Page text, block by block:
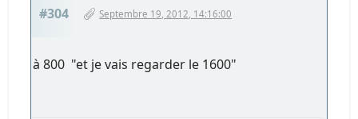
#304 Septembre 19, 2012, 14:16:00
à 800 "et je vais regarder le 1600"